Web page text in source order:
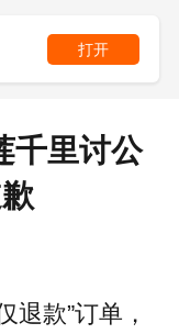
打开
千里讨公
退款”订单，